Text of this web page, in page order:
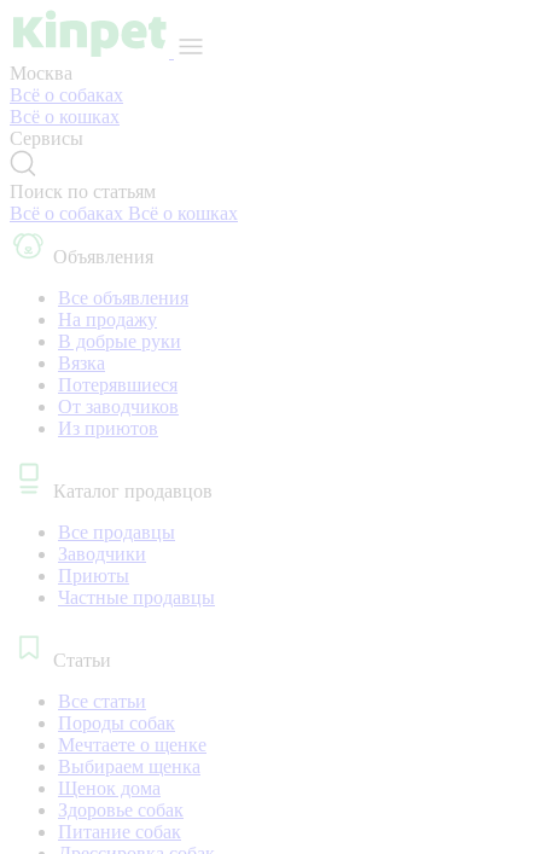
Москва
Всё о собаках
Всё о кошках
Сервисы
Поиск по статьям
Всё о собаках Всё о кошках
Объявления
Все объявления
На продажу
В добрые руки
Вязка
Потерявшиеся
От заводчиков
Из приютов
Каталог продавцов
Все продавцы
Заводчики
Приюты
Частные продавцы
Статьи
Все статьи
Породы собак
Мечтаете о щенке
Выбираем щенка
Щенок дома
Здоровье собак
Питание собак